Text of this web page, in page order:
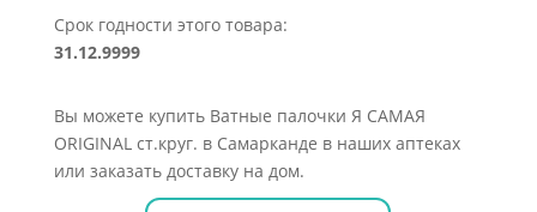
Срок годности этого товара:
31.12.9999
Вы можете купить Ватные палочки Я САМАЯ
ORIGINAL ст.круг. в Самарканде в наших аптеках
или заказать доставку на дом.